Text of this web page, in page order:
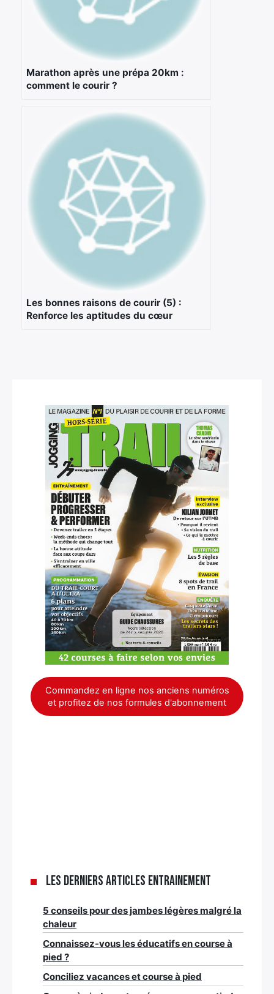
Marathon après une prépa 20km :
comment le courir ?
Les bonnes raisons de courir (5) :
Renforce les aptitudes du cœur
Commandez en ligne nos anciens numéros
et profitez de nos formules d'abonnement
Les derniers articles Entrainement
5 conseils pour des jambes légères malgré la
chaleur
Connaissez-vous les éducatifs en course à
pied ?
Conciliez vacances et course à pied